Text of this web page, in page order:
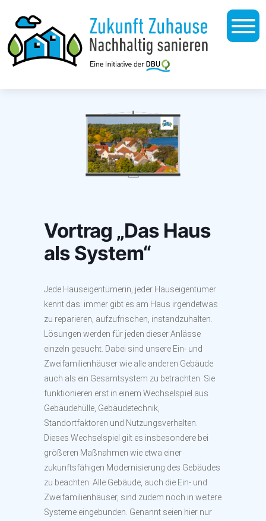
Vortrag „Das Haus
als System“
Jede Hauseigentümerin, jeder Hauseigentümer
kennt das: immer gibt es am Haus irgendetwas
zu reparieren, aufzufrischen, instandzuhalten.
Lösungen werden für jeden dieser Anlässe
einzeln gesucht. Dabei sind unsere Ein- und
Zweifamilienhäuser wie alle anderen Gebäude
auch als ein Gesamtsystem zu betrachten. Sie
funktionieren erst in einem Wechselspiel aus
Gebäudehülle, Gebäudetechnik,
Standortfaktoren und Nutzungsverhalten.
Dieses Wechselspiel gilt es insbesondere bei
größeren Maßnahmen wie etwa einer
zukunftsfähigen Modernisierung des Gebäudes
zu beachten. Alle Gebäude, auch die Ein- und
Zweifamilienhäuser, sind zudem noch in weitere
Systeme eingebunden. Genannt seien hier nur